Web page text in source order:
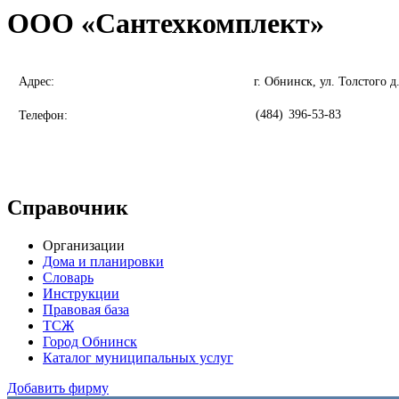
ООО «Сантехкомплект»
Адрес: г. Обнинск, ул. Толстого
Телефон: (484) 396-53-83
Справочник
Организации
Дома и планировки
Словарь
Инструкции
Правовая база
ТСЖ
Город Обнинск
Каталог муниципальных услуг
Добавить фирму